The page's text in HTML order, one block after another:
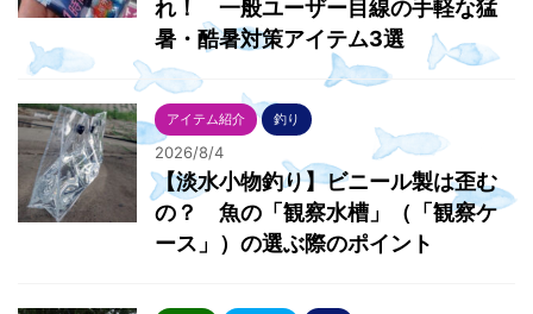
れ！ 一般ユーザー目線の手軽な猛
暑・酷暑対策アイテム3選
アイテム紹介 釣り
2026/8/4
【淡水小物釣り】ビニール製は歪む
の？ 魚の「観察水槽」（「観察ケ
ース」）の選ぶ際のポイント